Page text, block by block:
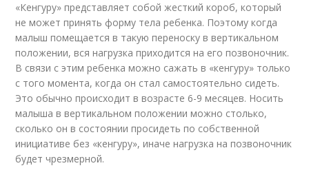
«Кенгуру» представляет собой жесткий короб, который
не может принять форму тела ребенка. Поэтому когда
малыш помещается в такую переноску в вертикальном
положении, вся нагрузка приходится на его позвоночник.
В связи с этим ребенка можно сажать в «кенгуру» только
с того момента, когда он стал самостоятельно сидеть.
Это обычно происходит в возрасте 6-9 месяцев. Носить
малыша в вертикальном положении можно столько,
сколько он в состоянии просидеть по собственной
инициативе без «кенгуру», иначе нагрузка на позвоночник
будет чрезмерной.